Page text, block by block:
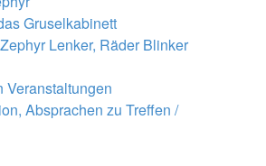
Gruselkabinett
Lenker, Räder Blinker
Absprachen zu Treffen /